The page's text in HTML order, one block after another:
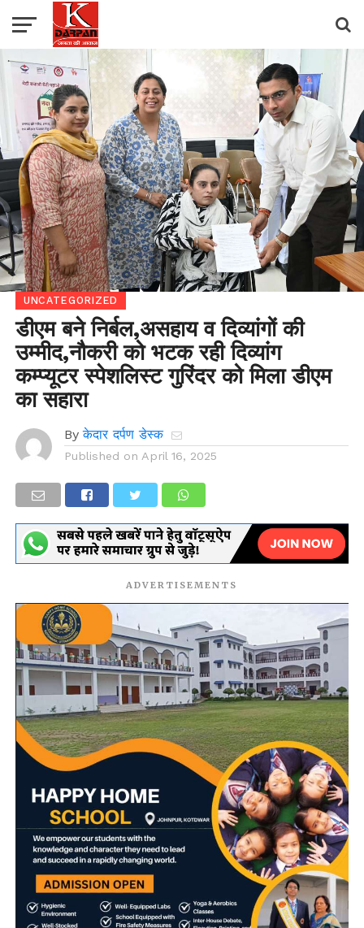
UNCATEGORIZED
डीएम बने निर्बल,असहाय व दिव्यांगों की
उम्मीद,नौकरी को भटक रही दिव्यांग
कम्प्यूटर स्पेशलिस्ट गुरिंदर को मिला डीएम
का सहारा
By केदार दर्पण डेस्क
Published on April 16, 2025
ADVERTISEMENTS